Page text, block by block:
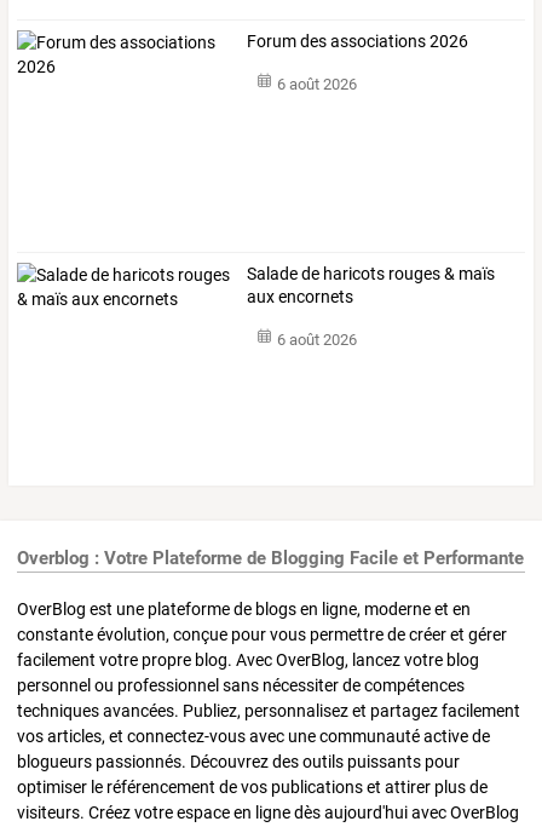
Forum des associations 2026
6 août 2026
Salade de haricots rouges & maïs
aux encornets
6 août 2026
Overblog : Votre Plateforme de Blogging Facile et Performante
OverBlog est une plateforme de blogs en ligne, moderne et en
constante évolution, conçue pour vous permettre de créer et gérer
facilement votre propre blog. Avec OverBlog, lancez votre blog
personnel ou professionnel sans nécessiter de compétences
techniques avancées. Publiez, personnalisez et partagez facilement
vos articles, et connectez-vous avec une communauté active de
blogueurs passionnés. Découvrez des outils puissants pour
optimiser le référencement de vos publications et attirer plus de
visiteurs. Créez votre espace en ligne dès aujourd'hui avec OverBlog